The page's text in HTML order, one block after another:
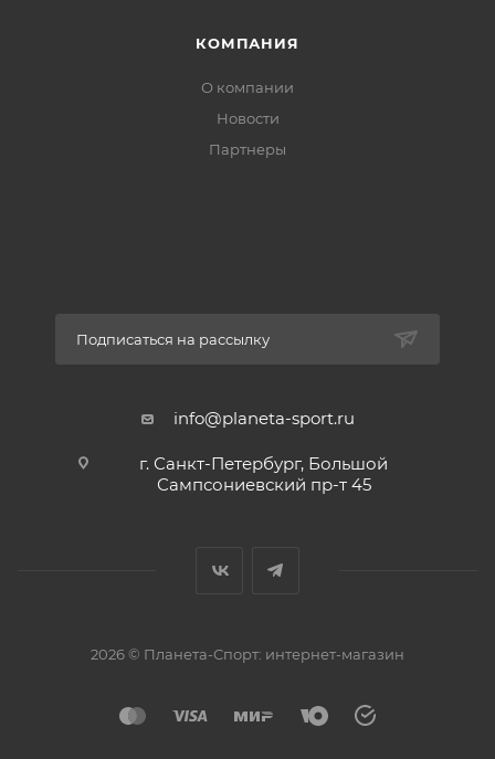
КОМПАНИЯ
О компании
Новости
Партнеры
Подписаться на рассылку
info@planeta-sport.ru
г. Санкт-Петербург, Большой
Сампсониевский пр-т 45
2026 © Планета-Спорт: интернет-магазин